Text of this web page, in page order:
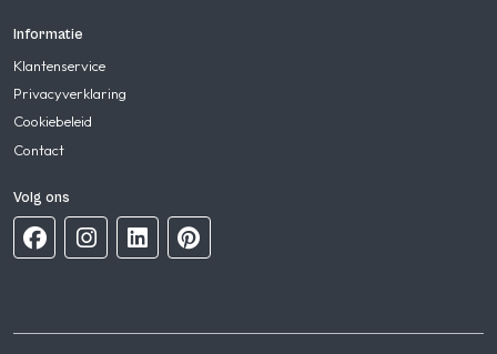
Informatie
Klantenservice
Privacyverklaring
Cookiebeleid
Contact
Volg ons